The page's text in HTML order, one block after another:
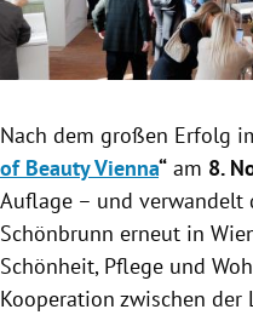
Untermenü
Untermenü
Untermenü
Nach dem großen Erfolg
of Beauty Vienna“ am 8.
Auflage – und verwandelt
Schönbrunn erneut in
Schönheit, Pflege und
Kooperation zwischen der